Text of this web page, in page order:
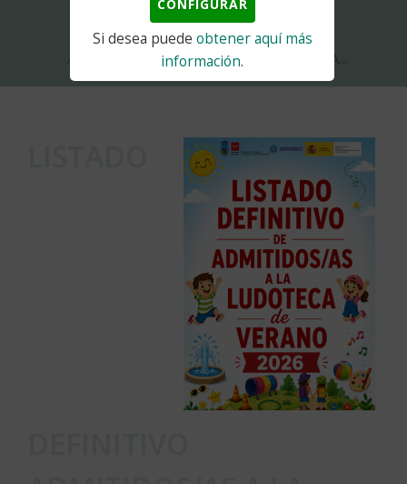
CONFIGURAR
Si desea puede obtener aquí más
información.
Inicio Actualidad
Noticias
LISTADO DEFINITIVO ADMITIDOS/AS A LA...